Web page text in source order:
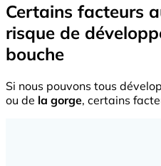
Certains facteurs
risque de
bouche
Si nous pouvons tous
ou de la gorge, certains